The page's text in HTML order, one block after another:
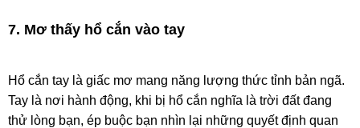
7. Mơ thấy hổ cắn vào tay
Hổ cắn tay là giấc mơ mang năng lượng thức tỉnh bản ngã.
Tay là nơi hành động, khi bị hổ cắn nghĩa là trời đất đang
thử lòng bạn, ép buộc bạn nhìn lại những quyết định quan